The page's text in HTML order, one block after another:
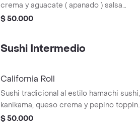
crema y aguacate ( apanado ) salsa
dragon y teriyaki.
$ 50.000
Sushi Intermedio
California Roll
Sushi tradicional al estilo hamachi sushi,
kanikama, queso crema y pepino toppin
de masago.
$ 50.000